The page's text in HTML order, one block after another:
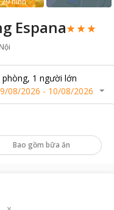
Espana
phòng, 1 người lớn
08/2026 - 10/08/2026
Bao gồm bữa ăn